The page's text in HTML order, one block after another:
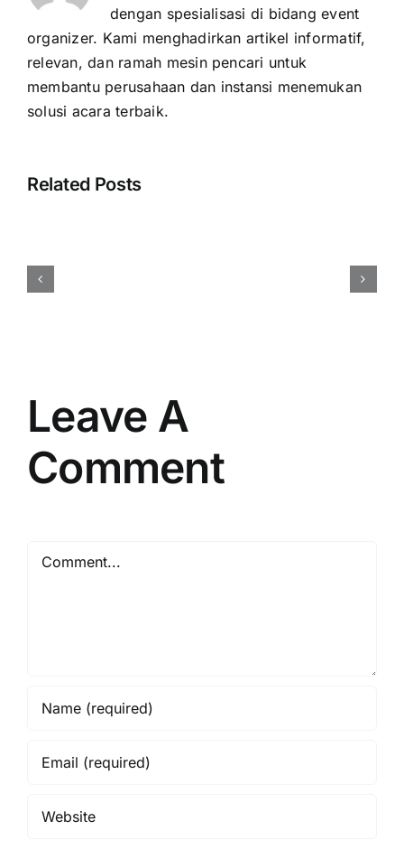
dengan spesialisasi di bidang event
organizer. Kami menghadirkan artikel informatif,
relevan, dan ramah mesin pencari untuk
membantu perusahaan dan instansi menemukan
solusi acara terbaik.
Related Posts
Leave A
Comment
Comment